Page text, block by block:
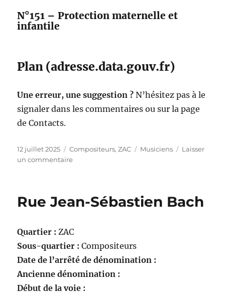
N°151 – Protection maternelle et
infantile
Plan (adresse.data.gouv.fr)
Une erreur, une suggestion ? N’hésitez pas à le
signaler dans les commentaires ou sur la page
de Contacts.
Publié
le
12 juillet 2025 Catégories
Compositeurs,ZAC Étiquettes
Musiciens
Laisser
un commentairesur
Rue Jean-Sébastien Bach
Quartier : ZAC
Sous-quartier : Compositeurs
Date de l’arrêté de dénomination :
Ancienne dénomination :
Début de la voie :